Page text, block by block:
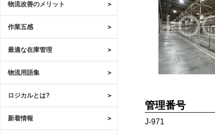
物流改善のメリット
作業五感
最適な在庫管理
物流用語集
ロジカルとは?
新着情報
管理番号
J-971